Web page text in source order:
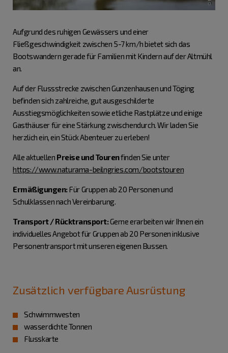
Aufgrund des ruhigen Gewässers und einer
Fließgeschwindigkeit zwischen 5-7 km/h bietet sich das
Bootswandern gerade für Familien mit Kindern auf der Altmühl
an.
Auf der Flussstrecke zwischen Gunzenhausen und Töging
befinden sich zahlreiche, gut ausgeschilderte
Ausstiegsmöglichkeiten sowie etliche Rastplätze und einige
Gasthäuser für eine Stärkung zwischendurch. Wir laden Sie
herzlich ein, ein Stück Abenteuer zu erleben!
Alle aktuellen Preise und Tourenfinden Sie unter
https://www.naturama-beilngries.com/bootstouren
Ermäßigungen:Für Gruppen ab 20 Personen und
Schulklassen nach Vereinbarung.
Transport / Rücktransport:Gerne erarbeiten wir Ihnen ein
individuelles Angebot für Gruppen ab 20 Personen inklusive
Personentransport mit unseren eigenen Bussen.
Zusätzlich verfügbare Ausrüstung
Schwimmwesten
wasserdichte Tonnen
Flusskarte